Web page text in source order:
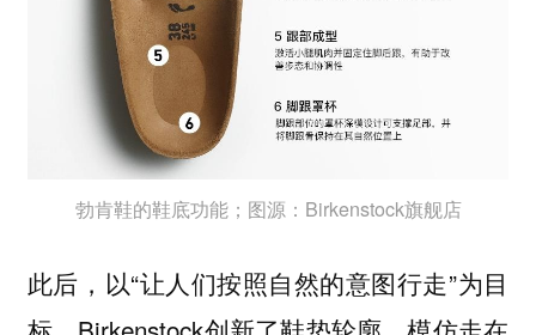
勃肯鞋的鞋底功能；图源：Birkenstock旗舰店
此后，以“让人们按照自然的意图行走”为目